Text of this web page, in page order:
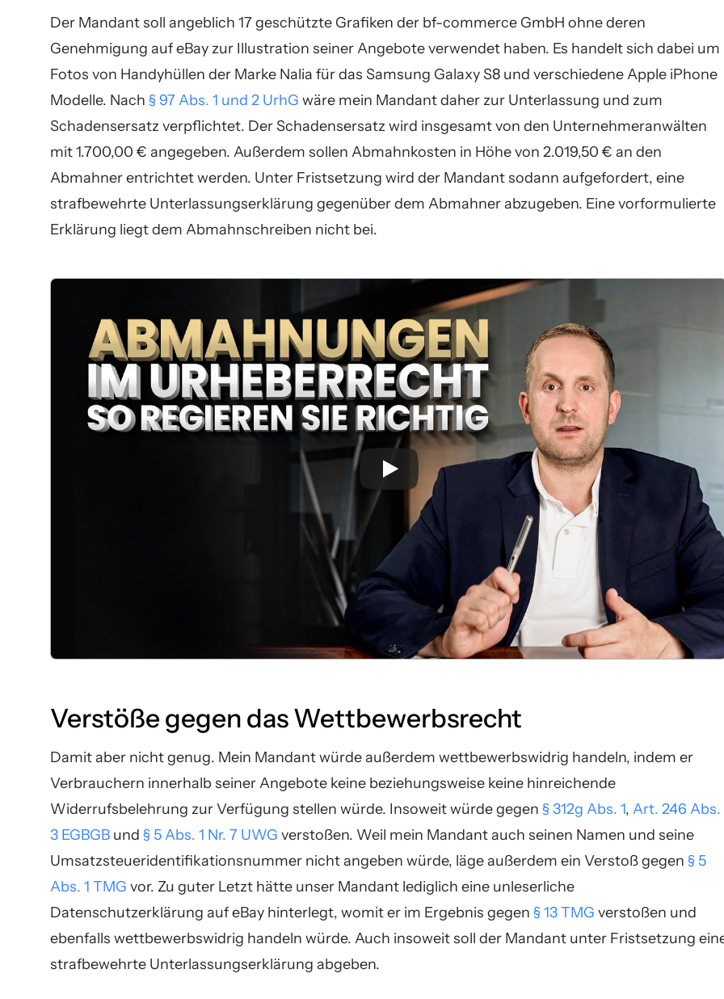
Der Mandant soll angeblich 17 geschützte Grafiken der bf-commerce GmbH ohne deren
Genehmigung auf eBay zur Illustration seiner Angebote verwendet haben. Es handelt sich dabei um
Fotos von Handyhüllen der Marke Nalia für das Samsung Galaxy S8 und verschiedene Apple iPhone
Modelle. Nach § 97 Abs. 1 und 2 UrhG wäre mein Mandant daher zur Unterlassung und zum
Schadensersatz verpflichtet. Der Schadensersatz wird insgesamt von den Unternehmeranwälten
mit 1.700,00 € angegeben. Außerdem sollen Abmahnkosten in Höhe von 2.019,50 € an den
Abmahner entrichtet werden. Unter Fristsetzung wird der Mandant sodann aufgefordert, eine
strafbewehrte Unterlassungserklärung gegenüber dem Abmahner abzugeben. Eine vorformulierte
Erklärung liegt dem Abmahnschreiben nicht bei.
Verstöße gegen das Wettbewerbsrecht
Damit aber nicht genug. Mein Mandant würde außerdem wettbewerbswidrig handeln, indem er
Verbrauchern innerhalb seiner Angebote keine beziehungsweise keine hinreichende
Widerrufsbelehrung zur Verfügung stellen würde. Insoweit würde gegen § 312g Abs. 1, Art. 246 Abs.
3 EGBGB und § 5 Abs. 1 Nr. 7 UWG verstoßen. Weil mein Mandant auch seinen Namen und seine
Umsatzsteueridentifikationsnummer nicht angeben würde, läge außerdem ein Verstoß gegen § 5
Abs. 1 TMG vor. Zu guter Letzt hätte unser Mandant lediglich eine unleserliche
Datenschutzerklärung auf eBay hinterlegt, womit er im Ergebnis gegen § 13 TMG verstoßen und
ebenfalls wettbewerbswidrig handeln würde. Auch insoweit soll der Mandant unter Fristsetzung
strafbewehrte Unterlassungserklärung abgeben.